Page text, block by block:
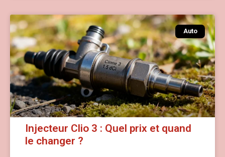
Auto
Injecteur Clio 3 : Quel prix et quand
le changer ?